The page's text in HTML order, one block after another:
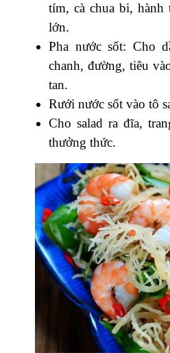
tím, cà chua bi, hành
lớn.
Pha nước sốt: Cho
chanh, đường, tiêu
tan.
Rưới nước sốt vào tô
Cho salad ra đĩa,
thưởng thức.